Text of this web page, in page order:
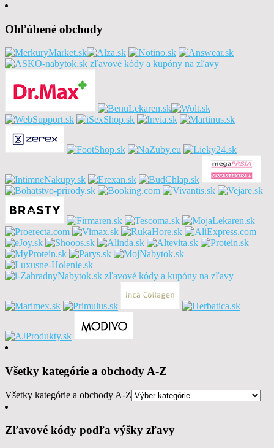
Obľúbené obchody
Všetky kategórie a obchody A-Z
Všetky kategórie a obchody A-Z
Zľavové kódy podľa výšky zľavy